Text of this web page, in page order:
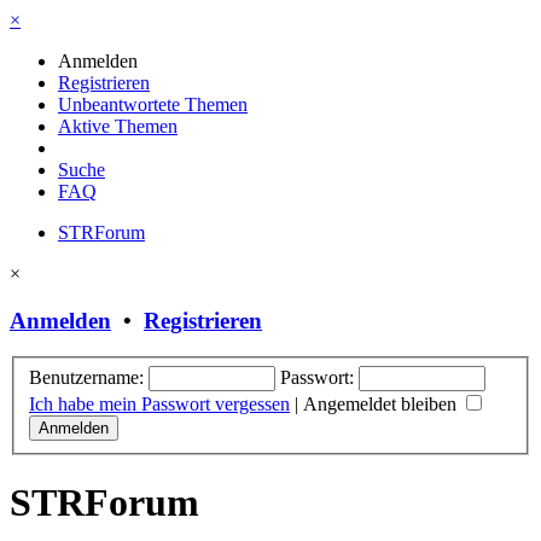
×
Anmelden
Registrieren
Unbeantwortete Themen
Aktive Themen
Suche
FAQ
STRForum
×
Anmelden • Registrieren
Benutzername:
Passwort:
Ich habe mein Passwort vergessen | Angemeldet bleiben
STRForum